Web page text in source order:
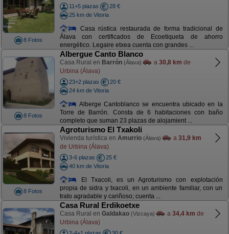
8 Fotos
11+5 plazas
28 €
25 km de Vitoria
Casa rústica restaurada de forma tradicional de
Álava con certificados de Ecoetiqueta de ahorro
energético. Legaire etxea cuenta con grandes ...
8 Fotos
Albergue Canto Blanco
Casa Rural en Barrón (Álava) a 30,8 km de
Urbina (Álava)
23+2 plazas
20 €
24 km de Vitoria
Alberge Cantoblanco se encuentra ubicado en la
Torre de Barrón. Consta de 6 habitaciones con baño
completo que suman 23 plazas de alojamient ...
8 Fotos
Agroturismo El Txakoli
Vivienda turística en Amurrio (Álava) a 31,9 km
de Urbina (Álava)
3-6 plazas
25 €
40 km de Vitoria
El Txacoli, es un Agroturismo con explotación
propia de sidra y txacoli, en un ambiente familiar, con un
trato agradable y cariñoso; cuenta ...
Casa Rural Erdikoetxe
Casa Rural en Galdakao (Vizcaya) a 34,4 km de
Urbina (Álava)